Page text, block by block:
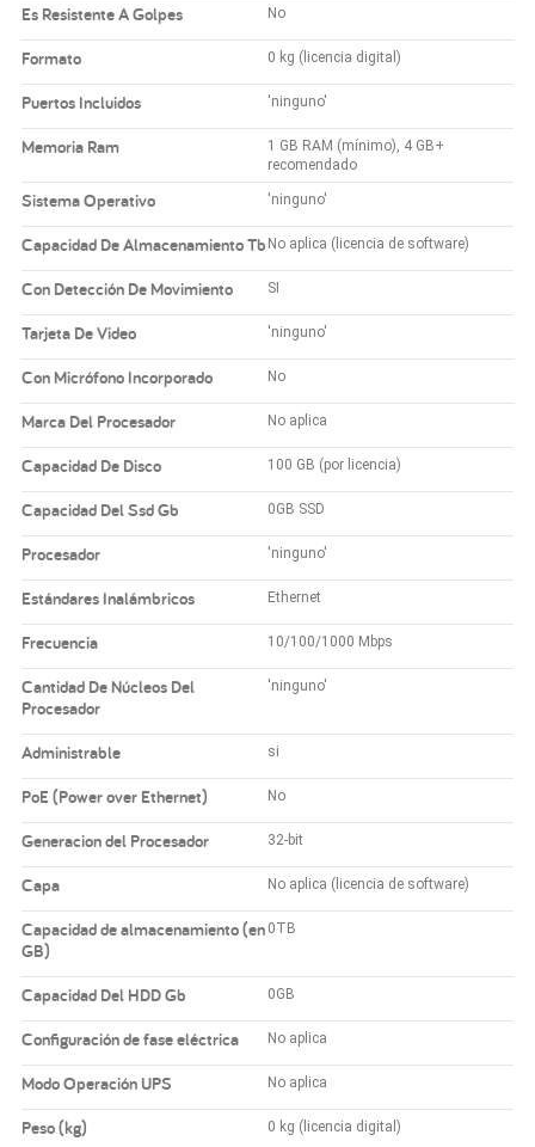
Es Resistente A Golpes No
Formato 0 kg (licencia digital)
Puertos Incluidos 'ninguno'
Memoria Ram
1 GB RAM (mínimo), 4 GB+
recomendado
Sistema Operativo 'ninguno'
Capacidad De Almacenamiento Tb No aplica (licencia de software)
Con Detección De Movimiento SI
Tarjeta De Video 'ninguno'
Con Micrófono Incorporado No
Marca Del Procesador No aplica
Capacidad De Disco 100 GB (por licencia)
Capacidad Del Ssd Gb 0GB SSD
Procesador 'ninguno'
Estándares Inalámbricos Ethernet
Frecuencia 10/100/1000 Mbps
Cantidad De Núcleos Del
Procesador
'ninguno'
Administrable si
PoE (Power over Ethernet) No
Generacion del Procesador 32-bit
Capa No aplica (licencia de software)
Capacidad de almacenamiento (en
GB)
0TB
Capacidad Del HDD Gb 0GB
Configuración de fase eléctrica No aplica
Modo Operación UPS No aplica
Peso (kg) 0 kg (licencia digital)